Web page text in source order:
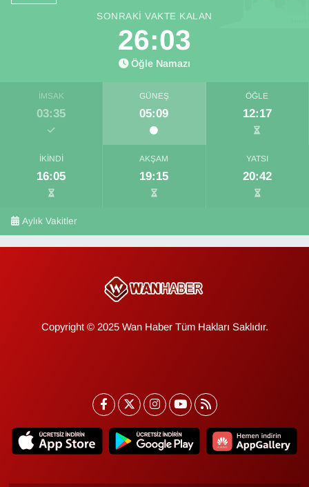
SONRAKI VAKTE KALAN
26:02
Öğle Namazı
İMSAK
03:35
GÜNEŞ
05:09
ÖĞLE
12:17
İKINDI
16:05
AKŞAM
19:15
YATSI
20:42
Aylık Vakitler
Copyright © 2025 Wan Haber Tüm Hakları Saklıdır.